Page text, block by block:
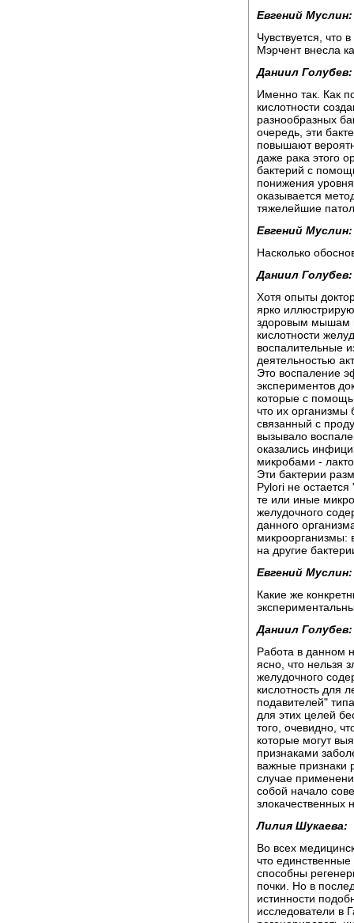
Евгений Муслин:
Чувствуется, что
Мэрчент внесла
Даниил Голубев:
Именно так. Как
кислотности
разнообразных
очередь, эти
повышают
даже рака этого
бактерий с
понижения
оказывается
тяжелейшие
Евгений Муслин:
Насколько
Даниил Голубев:
Хотя опыты
ярко
здоровым мышам
кислотности
воспалительные
деятельностью
Это воспаление
экспериментов
которые с
что их организмы
связанный с
вызывало
оказались
микробами -
Эти бактерии
Pylori не
те или иные
желудочного
данного
микроорганизмы:
на другие
Евгений Муслин:
Какие же
Даниил Голубев:
Работа в данном
ясно, что нельзя
желудочного
кислотность для
подавителей"
для этих целей
того, очевидно,
которые могут
признаками
важные признаки
случае
собой начало
злокачественных
Лилия Шукаева:
Во всех
что
способны
почки. Но в
истинности
исследователи в